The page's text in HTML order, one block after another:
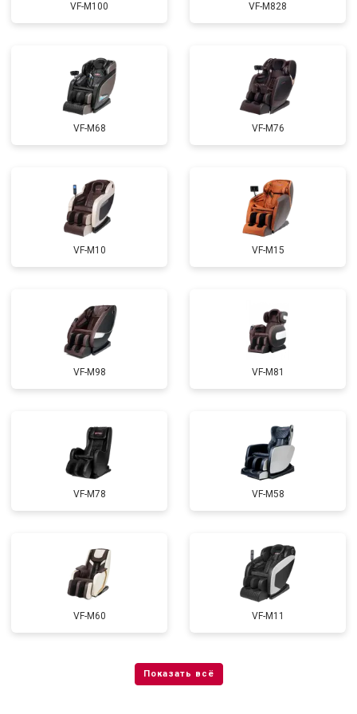
Ремонт сканера от 4800 ₽ Заказать
Замена сетевого трансформатора от 4500 ₽ Заказать
Ремонт микро-лифта от 5500 ₽
VF-M100 VF-M828
VF-M68 VF-M76
VF-M10 VF-M15
VF-M98 VF-M81
VF-M78 VF-M58
VF-M60 VF-M11